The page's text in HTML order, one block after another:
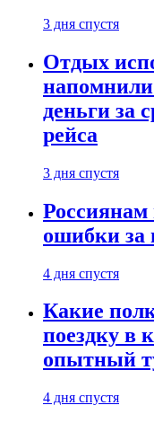
3 дня спустя
Отдых
напомнили
деньги за
рейса
3 дня спустя
Россиянам
ошибки за
4 дня спустя
Какие
поездку в
опытный
4 дня спустя